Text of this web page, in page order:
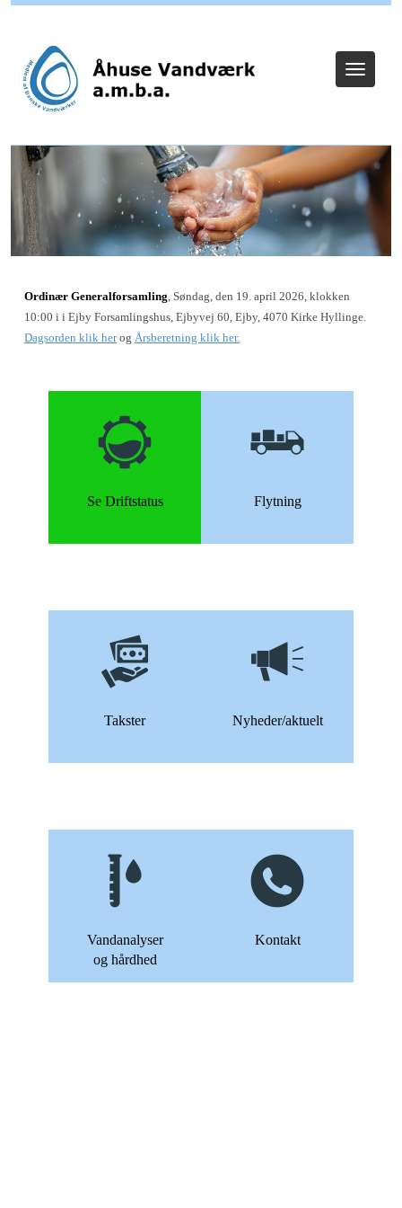
Toggle
Ordinær Generalforsamling , Søndag, den 19. april 2026, klokken
10:00 i i Ejby Forsamlingshus, Ejbyvej 60, Ejby, 4070 Kirke Hyllinge.
Dagsorden klik herog Årsberetning klik her.
Se Driftstatus Flytning
Takster Nyheder/aktuelt
Vandanalyser
og hårdhed
Kontakt